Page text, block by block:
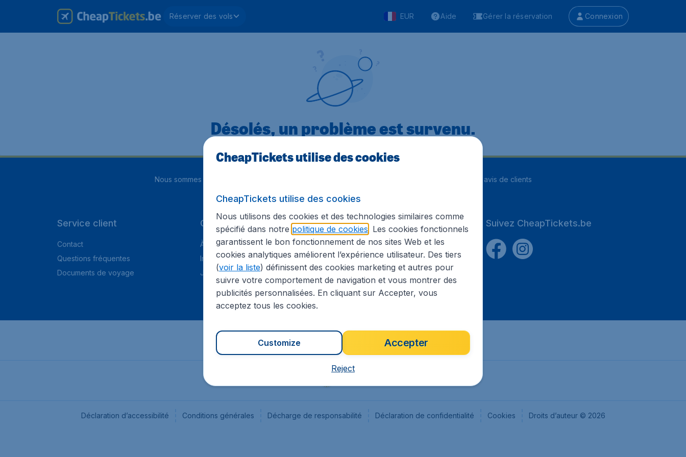
Réserver des vols EUR Aide Gérer la réservation Connexion
Désolés, un problème est survenu.
Nous sommes notés avis de clients
Service client
Contact
Questions fréquentes
Documents de voyage
CheapTickets.be
À propos
Information Légale
Jobs
Sites internationaux
Flugladen.de
CheapTickets.ch
CheapTickets.sg
CheapTickets.nl
Suivez CheapTickets.be
Déclaration d’accessibilité Conditions générales Décharge de responsabilité Déclaration de confidentialité Cookies Droits d’auteur © 2026
CheapTickets utilise des cookies
CheapTickets utilise des cookies
Nous utilisons des cookies et des technologies similaires comme
spécifié dans notre politique de cookies . Les cookies fonctionnels
garantissent le bon fonctionnement de nos sites Web et les
cookies analytiques améliorent l’expérience utilisateur. Des tiers
(voir la liste) définissent des cookies marketing et autres pour
suivre votre comportement de navigation et vous montrer des
publicités personnalisées. En cliquant sur Accepter, vous
acceptez tous les cookies.
Accepter
Customize
Reject